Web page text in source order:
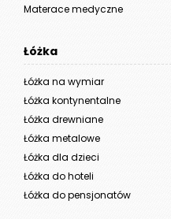
Materace medyczne
Łóżka
Łóżka na wymiar
Łóżka kontynentalne
Łóżka drewniane
Łóżka metalowe
Łóżka dla dzieci
Łóżka do hoteli
Łóżka do pensjonatów